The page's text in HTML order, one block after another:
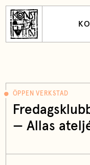
ÖPPEN VERKSTAD
— Allas